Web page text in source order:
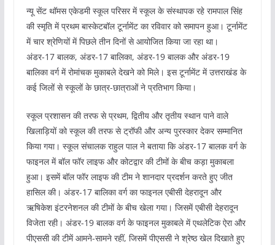
न्यू सेंट थॉमस एकेडमी स्कूल परिसर में स्कूल के संस्थापक रहे रामपाल सिंह
की स्मृति में प्रथम बास्केटबॉल टूर्नामेंट का रविवार को समापन हुआ। टूर्नामेंट
में चार श्रेणियों में पिछले तीन दिनों से आयोजित किया जा रहा था।
अंडर-17 बालक, अंडर-17 बालिका, अंडर-19 बालक और अंडर-19
बालिका वर्ग में रोमांचक मुकाबले देखने को मिले। इस टूर्नामेंट में उत्तराखंड के
कई जिलों से स्कूलों के छात्र-छात्राओं ने प्रतिभाग किया।
स्कूल प्रशासन की तरफ से प्रथम, द्वितीय और तृतीय स्थान पाने वाले
खिलाड़ियों को स्कूल की तरफ से ट्रॉफी और अन्य पुरस्कार देकर सम्मानित
किया गया। स्कूल संचालक राहुल पाल ने बताया कि अंडर-17 बालक वर्ग के
फाइनल में बॉल फॉर लाइफ और कोटद्वार की टीमों के बीच कड़ा मुकाबला
हुआ। इसमें बॉल फॉर लाइफ की टीम ने शानदार प्रदर्शन करते हुए जीत
हासिल की। अंडर-17 बालिका वर्ग का फाइनल एबीसी देहरादून और
ऋषिकेश इंटरनेशनल की टीमों के बीच खेला गया। जिसमें एबीसी देहरादून
विजेता रही। अंडर-19 बालक वर्ग के फाइनल मुकाबले में एथलेटिक ऐरा और
पीएससी की टीमें आमने-सामने रहीं, जिसमें पीएससी ने श्रेष्ठ खेल दिखाते हुए